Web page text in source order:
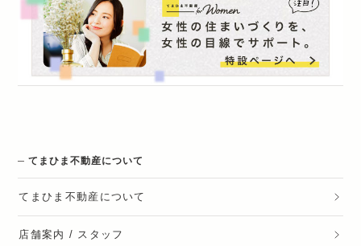
てまひま不動産について
てまひま不動産 について
店舗案内 / スタッフ